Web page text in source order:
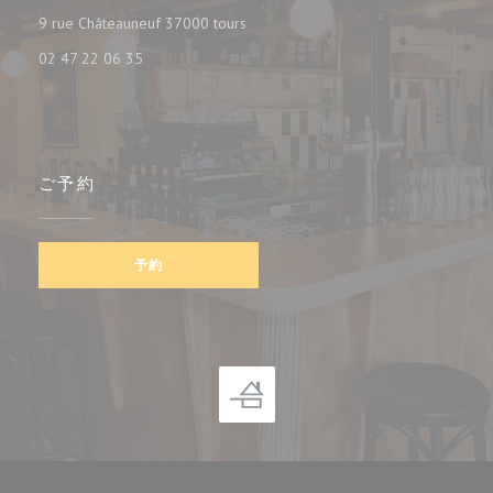
9 rue Châteauneuf 37000 tours
02 47 22 06 35
ご予約
予約